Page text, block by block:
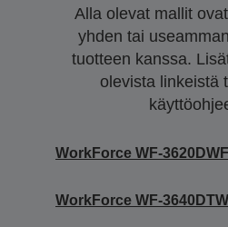
Alla olevat mallit
yhden tai
tuotteen kanssa.
olevista linkeistä
WorkForce WF-3620DWF
WorkForce WF-